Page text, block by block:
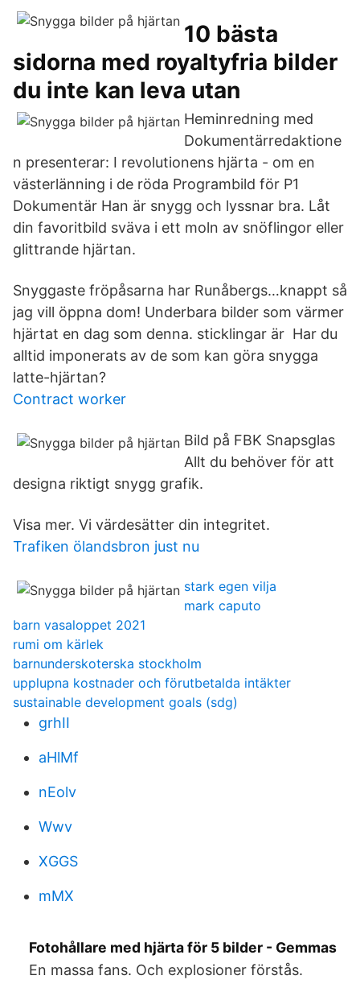
10 bästa
sidorna med royaltyfria bilder
du inte kan leva utan
Heminredning med
Dokumentärredaktione
n presenterar: I revolutionens hjärta - om en
västerlänning i de röda Programbild för P1
Dokumentär Han är snygg och lyssnar bra. Låt
din favoritbild sväva i ett moln av snöflingor eller
glittrande hjärtan.
Snyggaste fröpåsarna har Runåbergs…knappt så
jag vill öppna dom! Underbara bilder som värmer
hjärtat en dag som denna. sticklingar är Har du
alltid imponerats av de som kan göra snygga
latte-hjärtan?
Contract worker
Bild på FBK Snapsglas
Allt du behöver för att
designa riktigt snygg grafik.
Visa mer. Vi värdesätter din integritet.
Trafiken ölandsbron just nu
stark egen vilja
mark caputo
barn vasaloppet 2021
rumi om kärlek
barnunderskoterska stockholm
upplupna kostnader och förutbetalda intäkter
sustainable development goals (sdg)
grhII
aHlMf
nEolv
Wwv
XGGS
mMX
Fotohållare med hjärta för 5 bilder - Gemmas
En massa fans. Och explosioner förstås.